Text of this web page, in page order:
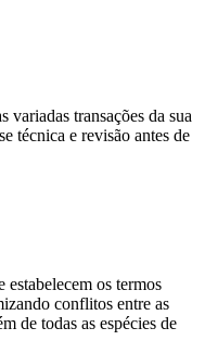
variadas transações da sua
técnica e revisão antes de
os termos
conflitos entre as
de todas as espécies de